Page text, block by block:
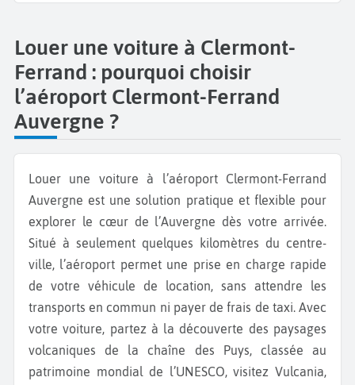
Louer une voiture à Clermont-
Ferrand : pourquoi choisir
l’aéroport Clermont-Ferrand
Auvergne ?
Louer une voiture à l’aéroport Clermont-Ferrand
Auvergne est une solution pratique et flexible pour
explorer le cœur de l’Auvergne dès votre arrivée.
Situé à seulement quelques kilomètres du centre-
ville, l’aéroport permet une prise en charge rapide
de votre véhicule de location, sans attendre les
transports en commun ni payer de frais de taxi. Avec
votre voiture, partez à la découverte des paysages
volcaniques de la chaîne des Puys, classée au
patrimoine mondial de l’UNESCO, visitez Vulcania,